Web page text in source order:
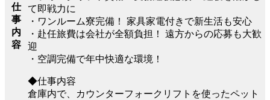
仕
事
内
容
て即戦力に
・ワンルーム寮完備！ 家具家電付きで新生活も安心
・赴任旅費は会社が全額負担！ 遠方からの応募も大歓
迎
・空調完備で年中快適な環境！
◆仕事内容
倉庫内で、カウンターフォークリフトを使ったペット